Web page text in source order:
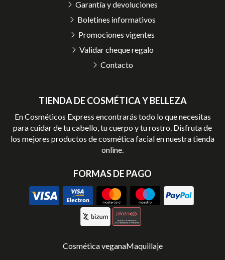
TIENDA DE COSMÉTICA Y BELLEZA
En Cosméticos Express encontrarás todo lo que necesitas
para cuidar de tu cabello, tu cuerpo y tu rostro. Disfruta de
los mejores productos de cosmética facial en nuestra tienda
online.
FORMAS DE PAGO
Garantía y devoluciones
Boletines informativos
Promociones vigentes
Validar cheque regalo
Contacto
Cosmética veganaMaquillaje